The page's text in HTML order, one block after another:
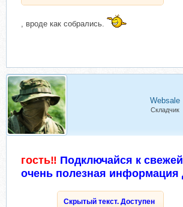
, вроде как собрались.
Websale
Складчик
гость‼ Подключайся к
очень полезная информация
Скрытый текст. Доступен